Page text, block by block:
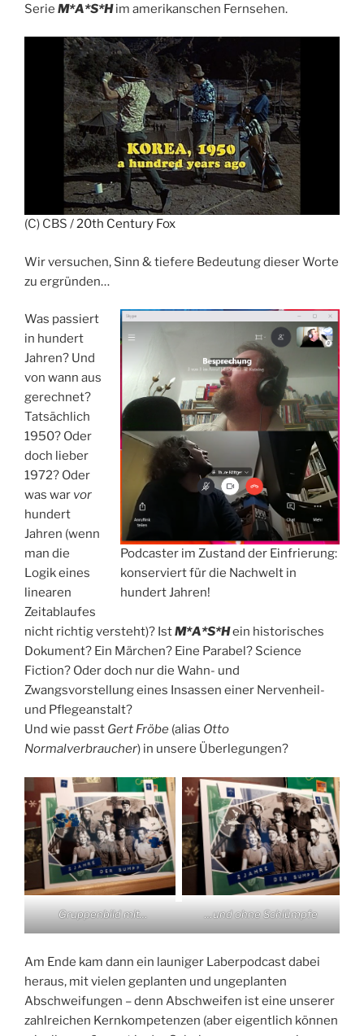
Serie M*A*S*Him amerikanschen Fernsehen.
(C) CBS /20th Century Fox
Wir versuchen, Sinn & tiefere Bedeutung dieser Worte
zu ergründen…
Podcaster im Zustand der Einfrierung:
konserviert für die Nachwelt in
hundert Jahren!
Was passiert
in hundert
Jahren? Und
von wann aus
gerechnet?
Tatsächlich
1950? Oder
doch lieber
1972? Oder
was war vor
hundert
Jahren (wenn
man die
Logik eines
linearen
Zeitablaufes
nicht richtig versteht)? IstM*A*S*Hein historisches
Dokument? Ein Märchen? Eine Parabel? Science
Fiction? Oder doch nur die Wahn- und
Zwangsvorstellung eines Insassen einer Nervenheil-
und Pflegeanstalt?
Und wie passt Gert Fröbe (alias Otto
Normalverbraucher) in unsere Überlegungen?
Gruppenbild mit… …und ohne Schlümpfe
Am Ende kam dann ein launiger Laberpodcast dabei
heraus, mit vielen geplanten und ungeplanten
Abschweifungen – denn Abschweifen ist eine unserer
zahlreichen Kernkompetenzen (aber eigentlich können